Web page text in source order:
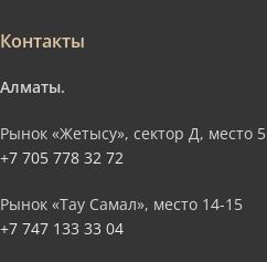
Контакты
Алматы.
Рынок «Жетысу», сектор Д, место 5
+7 705 778 32 72
Рынок «Тау Самал», место 14-15
+7 747 133 33 04